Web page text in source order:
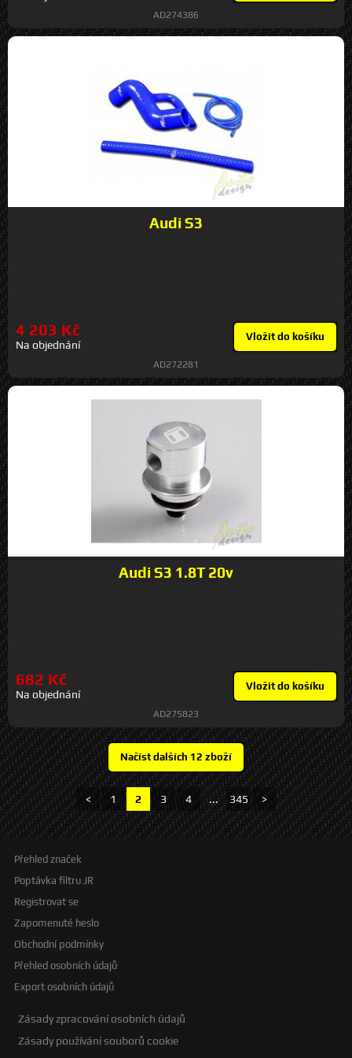
následek rychlejší opotřebení ložisek!Každá jednotlivá sada ojnice + pata má
své individuální číslo. Sady jsou baleny podle váhy a vyvážené END to END.
Hlavice jsou navíc posílené, obsahují bronzovou tulej v místě osazení
AD274386
Audi S3
4 203 Kč
Na objednání
Vložit do košíku
AD272281
Audi S3 1.8T 20v
682 Kč
Na objednání
Vložit do košíku
AD275823
< 1 2 3 4 ... 345 >
Přehled značek
Poptávka filtru JR
Registrovat se
Zapomenuté heslo
Obchodní podmínky
Přehled osobních údajů
Export osobních údajů
Zásady zpracování osobních údajů
Zásady používání souborů cookie